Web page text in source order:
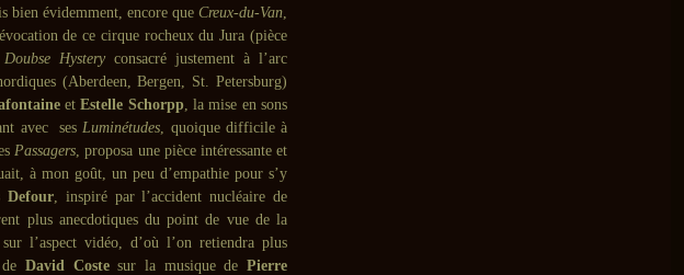
bien évidemment, encore queCreux-du-Van,
de ce cirque rocheux du Jura (pièce
Doubse Hystery consacré justement à l’arc
(Aberdeen, Bergen, St. Petersburg)
etEstelle Schorpp, la mise en sons
avec sesLuminétudes, quoique difficile à
Passagers, proposa une pièce intéressante et
à mon goût, un peu d’empathie pour s’y
Defour, inspiré par l’accident nucléaire de
plus anecdotiques du point de vue de la
l’aspect vidéo, d’où l’on retiendra plus
David Costesur la musique de Pierre